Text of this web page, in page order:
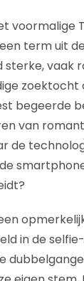
voormalige
een term uit
vaak
zoektocht
begeerde
van
de
in de